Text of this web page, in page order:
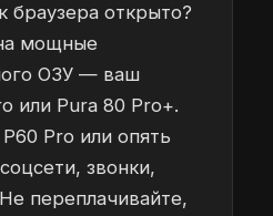
браузера открыто?
мощные
ОЗУ — ваш
или Pura 80 Pro+.
Pro или опять
звонки,
переплачивайте,